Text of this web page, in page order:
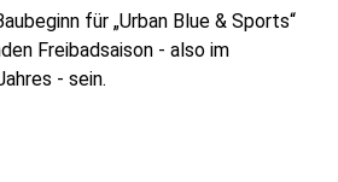
für „Urban Blue & Sports“
Freibadsaison - also im
- sein.